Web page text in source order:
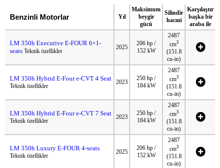
Benzinli Motorlar Yıl
Maksimum
beygir
gücü
Silindir
hacmi
Karşılaştır
başka bir
araba ile
LM 350h Executive E-FOUR 6+1-
seats Teknik özellikler
2025
206 hp /
152 kW
2487
cm3
(151.8
cu-in)
LM 350h Hybrid E-Four e-CVT 4 Seat
Teknik özellikler
2023
250 hp /
184 kW
2487
cm3
(151.8
cu-in)
LM 350h Hybrid E-Four e-CVT 7 Seat
Teknik özellikler
2023
250 hp /
184 kW
2487
cm3
(151.8
cu-in)
LM 350h Luxury E-FOUR 4-seats
Teknik özellikler
2025
206 hp /
152 kW
2487
cm3
(151.8
cu-in)